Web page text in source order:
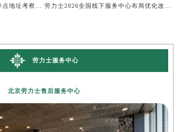
2026最新劳力士腕表官方保养点地址考察报告 劳力士2026全国线下服务中心布局优化改版公告（最新电话及地址）
劳力士服务中心
北京劳力士售后服务中心